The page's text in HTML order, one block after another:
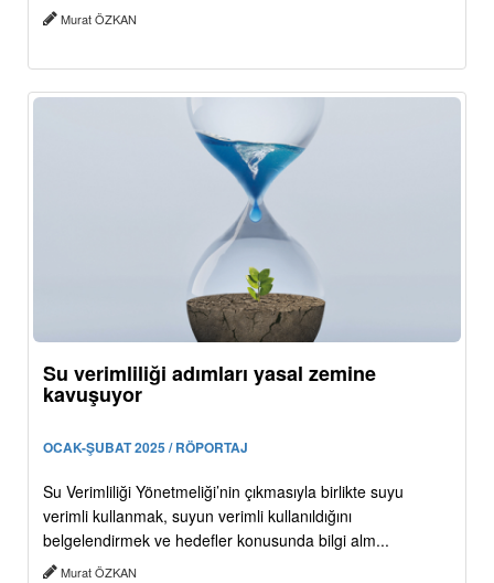
Murat ÖZKAN
Su verimliliği adımları yasal zemine
kavuşuyor
OCAK-ŞUBAT 2025 / RÖPORTAJ
Su Verimliliği Yönetmeliği’nin çıkmasıyla birlikte suyu
verimli kullanmak, suyun verimli kullanıldığını
belgelendirmek ve hedefler konusunda bilgi alm...
Murat ÖZKAN